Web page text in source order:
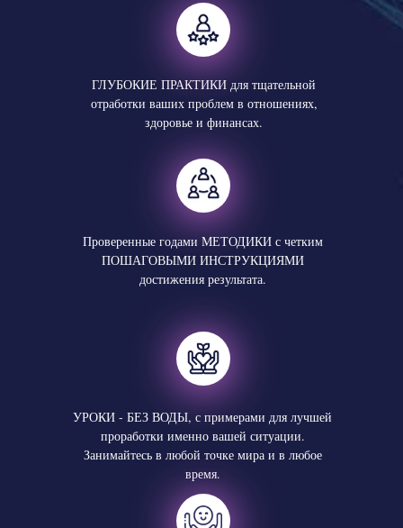
ГЛУБОКИЕ ПРАКТИКИ для тщательной
отработки ваших проблем в отношениях,
здоровье и финансах.
Проверенные годами МЕТОДИКИ с четким
ПОШАГОВЫМИ ИНСТРУКЦИЯМИ
достижения результата.
УРОКИ - БЕЗ ВОДЫ, с примерами для лучшей
проработки именно вашей ситуации.
Занимайтесь в любой точке мира и в любое
время.